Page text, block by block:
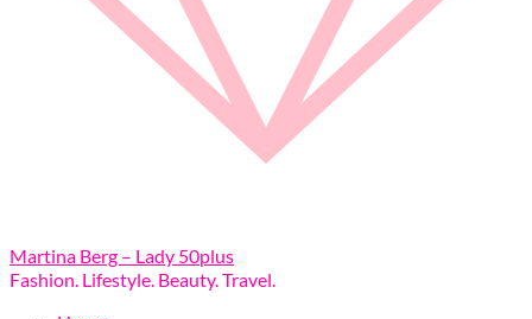
Martina Berg – Lady 50plus
Fashion. Lifestyle. Beauty. Travel.